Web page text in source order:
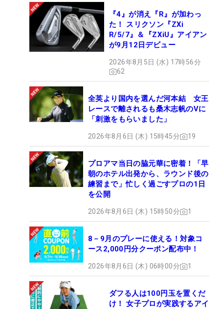
『4』が消え『R』が加わっ
た！ スリクソン『ZXi
R/5/7』＆『ZXiU』アイアン
が9月12日デビュー
2026年8月5日 (水) 17時56分
62
全英より国内を選んだ河本結 女王
レースで離されるも桑木志帆のVに
「刺激をもらいました」
2026年8月6日 (木) 15時45分 19
プロアマ当日の脇元華に密着！「早
朝のホテル出発から、ラウンド後の
練習まで」忙しく過ごすプロの1日
を公開
2026年8月6日 (木) 15時50分 1
8－9月のプレーに使える！対象コ
ース2,000円分クーポン配布中！
2026年8月6日 (木) 06時00分 1
ダフる人は100円玉を置くだ
け！ 女子プロが実践するアイ